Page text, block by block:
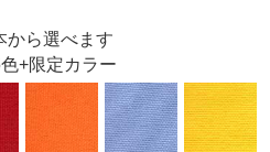
から選べます
+限定カラー